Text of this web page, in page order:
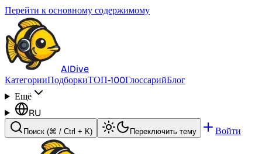
Перейти к основному содержимому
AIDive
КатегорииПодборкиТОП-100ГлоссарийБлог
Ещё
RU
Поиск (⌘ / Ctrl + K) Переключить тему Войти